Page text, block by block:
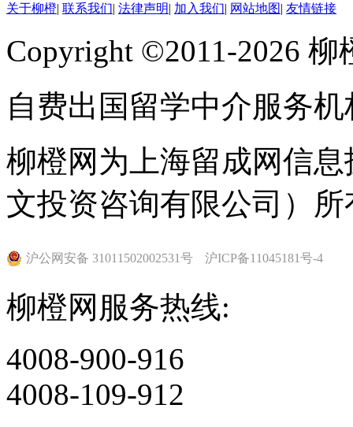
关于柳橙| 联系我们| 法律声明| 加入我们| 网站地图| 友情链接
Copyright ©2011-2026
自费出国留学中介服务
柳橙网为上海留成网信
文投资咨询有限公司）所
沪公网安备 31011502002531号 沪ICP备11045181号-4
柳橙网服务热线:
4008-900-916
4008-109-912